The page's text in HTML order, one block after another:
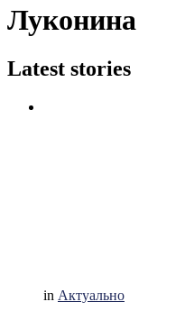
Луконина
Latest stories
in Актуально